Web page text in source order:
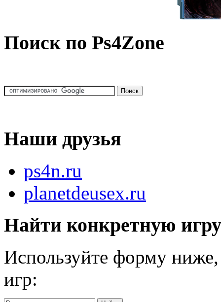
Поиск по Ps4Zone
Наши друзья
ps4n.ru
planetdeusex.ru
Найти конкретную
Используйте форму
игр: